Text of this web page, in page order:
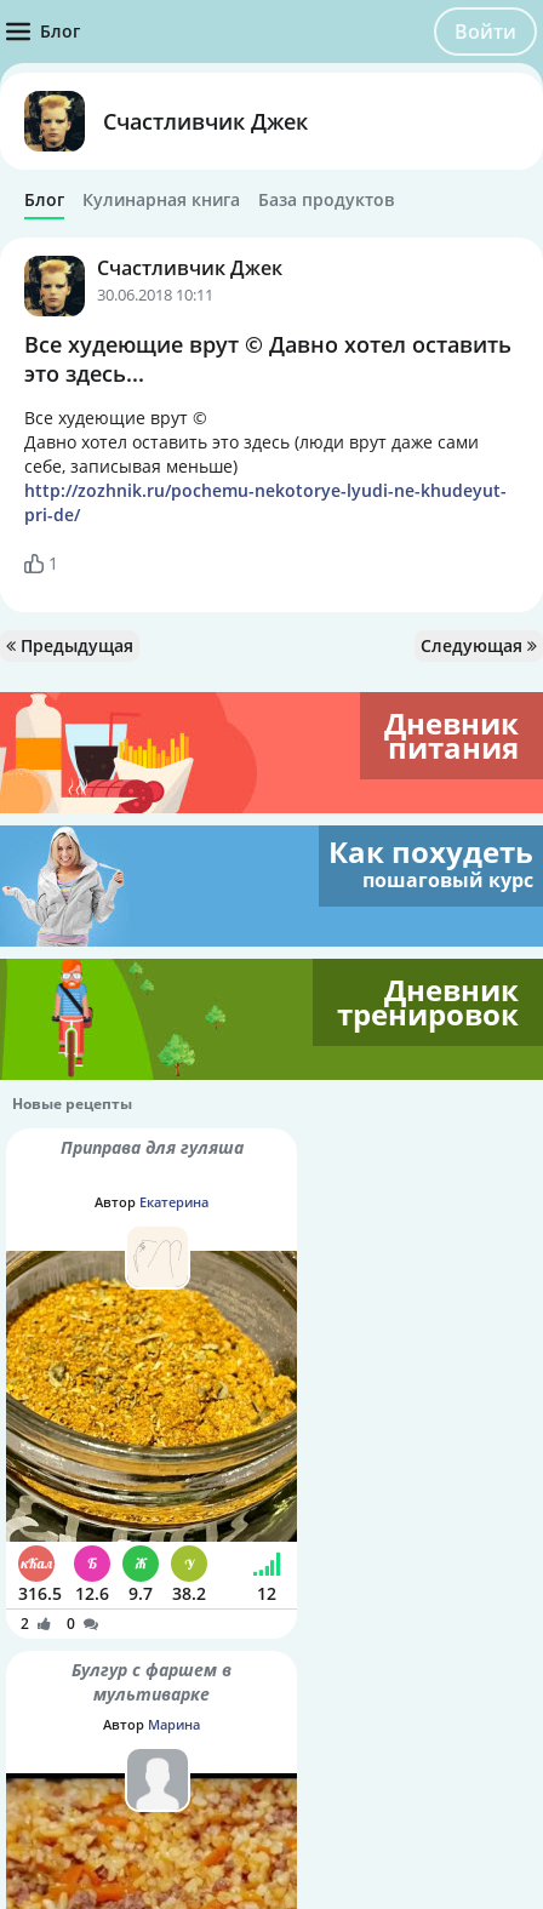
Блог Войти
Счастливчик Джек
Блог Кулинарная книга База продуктов
Счастливчик Джек
30.06.2018 10:11
Все худеющие врут © Давно хотел оставить
это здесь...
Все худеющие врут ©
Давно хотел оставить это здесь (люди врут даже сами
себе, записывая меньше)
http://zozhnik.ru/pochemu-nekotorye-lyudi-ne-khudeyut-
pri-de/
1
Предыдущая Следующая
Дневник
питания
Как похудеть
пошаговый курс
Дневник
тренировок
Новые рецепты
Приправа для гуляша
Автор Екатерина
316.5 12.6 9.7 38.2 12
2 0
Булгур с фаршем в
мультиварке
Автор Марина